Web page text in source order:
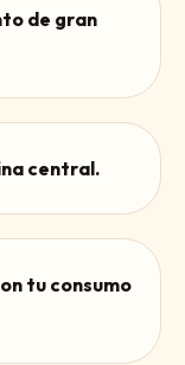
de gran
central.
tu consumo